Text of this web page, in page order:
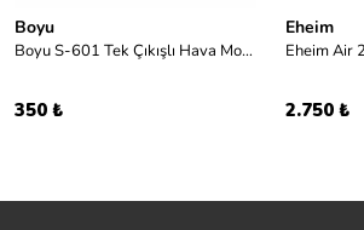
Boyu
Boyu S-601 Tek Çıkışlı Hava Motoru
350 ₺
Eheim
2.750 ₺